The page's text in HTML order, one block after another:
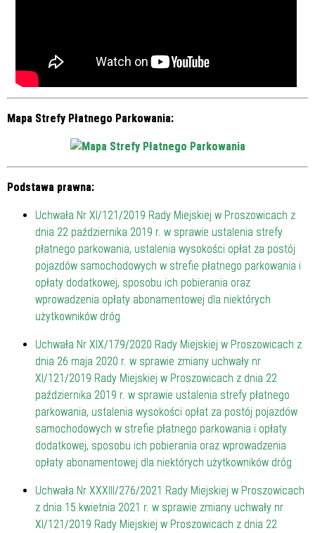
Mapa Strefy Płatnego Parkowania:
Podstawa prawna:
Uchwała Nr XI/121/2019 Rady Miejskiej w Proszowicach z
dnia 22 października 2019 r. w sprawie ustalenia strefy
płatnego parkowania, ustalenia wysokości opłat za postój
pojazdów samochodowych w strefie płatnego parkowania i
opłaty dodatkowej, sposobu ich pobierania oraz
wprowadzenia opłaty abonamentowej dla niektórych
użytkowników dróg
Uchwała Nr XIX/179/2020 Rady Miejskiej w Proszowicach z
dnia 26 maja 2020 r. w sprawie zmiany uchwały nr
XI/121/2019 Rady Miejskiej w Proszowicach z dnia 22
października 2019 r. w sprawie ustalenia strefy płatnego
parkowania, ustalenia wysokości opłat za postój pojazdów
samochodowych w strefie płatnego parkowania i opłaty
dodatkowej, sposobu ich pobierania oraz wprowadzenia
opłaty abonamentowej dla niektórych użytkowników dróg
Uchwała Nr XXXIII/276/2021 Rady Miejskiej w Proszowicach
z dnia 15 kwietnia 2021 r. w sprawie zmiany uchwały nr
XI/121/2019 Rady Miejskiej w Proszowicach z dnia 22